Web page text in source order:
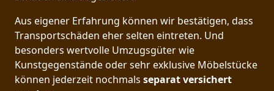
Aus eigener Erfahrung können wir bestätigen, dass
Transportschäden eher selten eintreten. Und
besonders wertvolle Umzugsgüter wie
Kunstgegenstände oder sehr exklusive Möbelstücke
können jederzeit nochmals separat versichert